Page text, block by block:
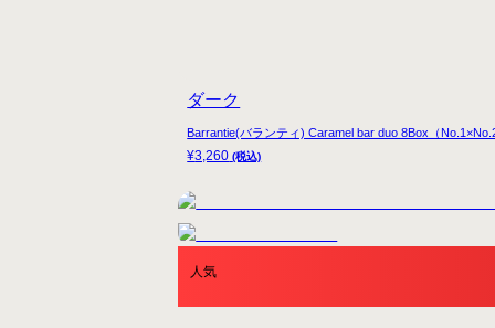
¥3,260 (税込)
Barrantie(バランティ) Caramel bar duo 8Box（No.1×No.2
ダーク
人気